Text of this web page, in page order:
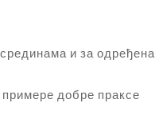
и за одређена
добре праксе